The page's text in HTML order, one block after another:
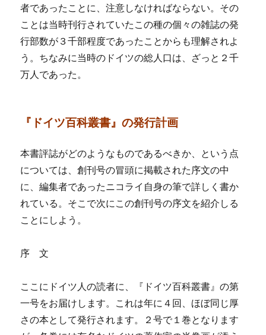
者であったことに、注意しなければならない。その
ことは当時刊行されていたこの種の個々の雑誌の発
行部数が３千部程度であったことからも理解されよ
う。ちなみに当時のドイツの総人口は、ざっと２千
万人であった。
『ドイツ百科叢書』の発行計画
本書評誌がどのようなものであるべきか、という点
については、創刊号の冒頭に掲載された序文の中
に、編集者であったニコライ自身の筆で詳しく書か
れている。そこで次にこの創刊号の序文を紹介しる
ことにしよう。
序 文
ここにドイツ人の読者に、『ドイツ百科叢書』の第
一号をお届けします。これは年に４回、ほぼ同じ厚
さの本として発行されます。２号で１巻となります